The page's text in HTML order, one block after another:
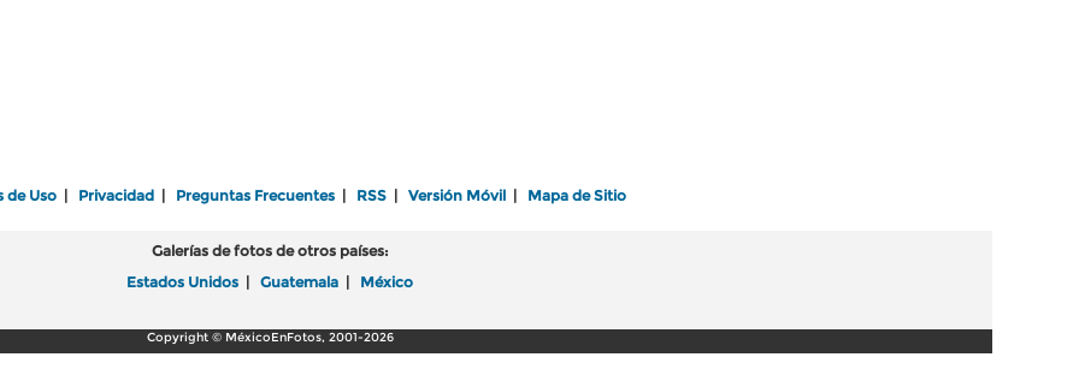
de Uso Privacidad Preguntas Frecuentes RSS Versión Móvil Mapa de Sitio
Galerías de fotos de otros países:
Estados Unidos
Guatemala México
Copyright © MéxicoEnFotos, 2001-2026